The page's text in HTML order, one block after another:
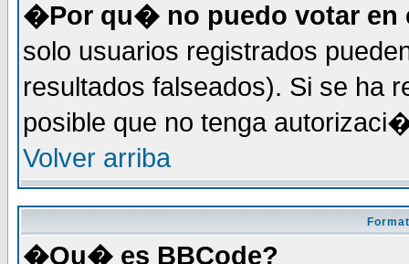
�Por qu� no puedo votar en
solo usuarios registrados
resultados falseados). Si se ha
posible que no tenga
Volver arriba
�Qu� es BBCode?